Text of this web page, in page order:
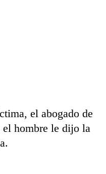
el abogado de
el hombre le dijo la